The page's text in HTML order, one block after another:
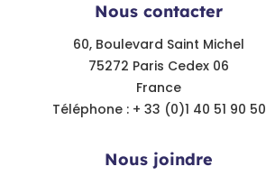
Nous joindre
Nous contacter
60, Boulevard Saint Michel
75272 Paris Cedex 06
France
Téléphone : + 33 (0)1 40 51 90 50